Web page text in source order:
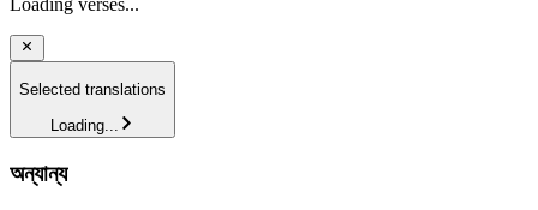
Selected translations
Loading...
অন্যান্য